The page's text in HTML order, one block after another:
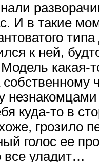
И в такие
к ней,
какая-
куда-то в
грозило
голос ее
все уладит…